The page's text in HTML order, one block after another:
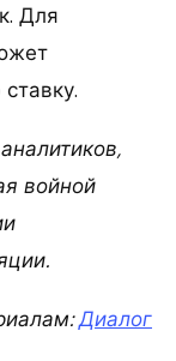
Для
войной
Диалог